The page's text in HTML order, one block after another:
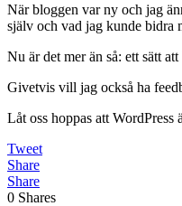
När bloggen var ny och jag
själv och vad jag kunde bidra
Nu är det mer än så: ett sätt
Givetvis vill jag också ha
Låt oss hoppas att WordPress
Tweet
Share
Share
0 Shares